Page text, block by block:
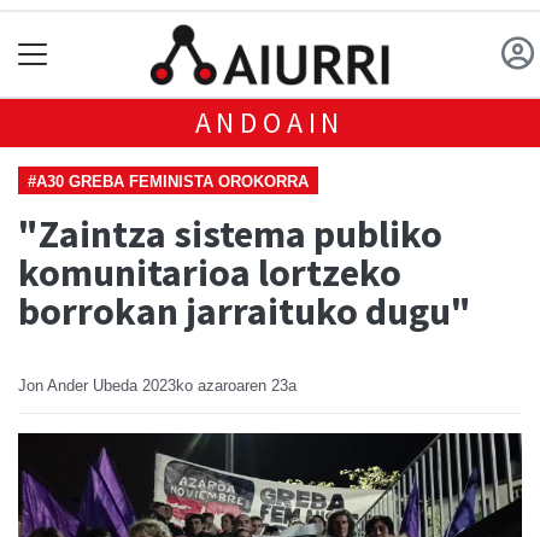
ANDOAIN
#A30 GREBA FEMINISTA OROKORRA
"Zaintza sistema publiko
komunitarioa lortzeko
borrokan jarraituko dugu"
Jon Ander Ubeda 2023ko azaroaren 23a